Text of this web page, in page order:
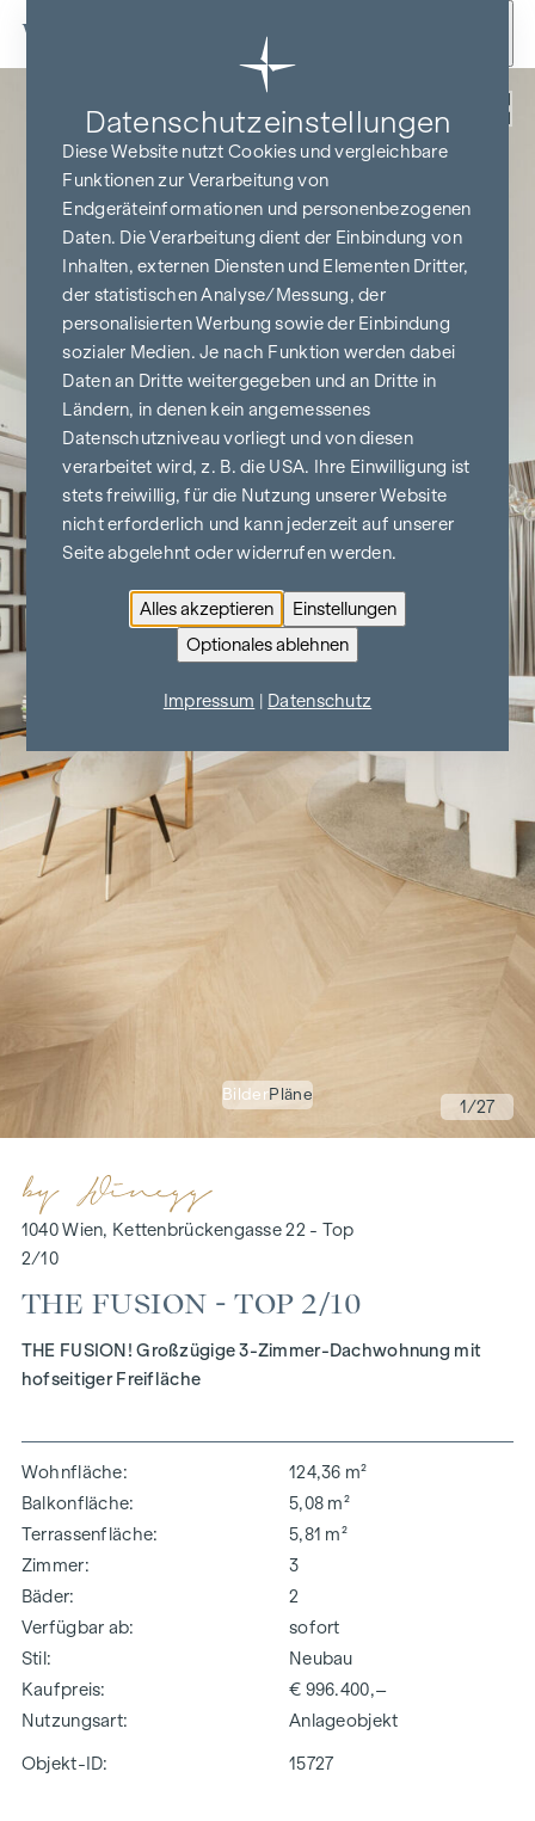
Zum Inhalt springen
BilderPläne
1/27
1040 Wien, Kettenbrückengasse 22 - Top
2/10
THE FUSION - TOP 2/10
THE FUSION! Großzügige 3-Zimmer-Dachwohnung mit
hofseitiger Freifläche
Wohnfläche
124,36 m²
Balkonfläche
5,08 m²
Terrassenfläche
5,81 m²
Zimmer
3
Bäder
2
Verfügbar ab
sofort
Stil
Neubau
Kaufpreis
€ 996.400,–
Nutzungsart
Anlageobjekt
Objekt-ID: 15727
Datenschutz­einstellungen
Diese Website nutzt Cookies und vergleichbare
Funktionen zur Verarbeitung von
Endgeräteinformationen und personenbezogenen
Daten. Die Verarbeitung dient der Einbindung von
Inhalten, externen Diensten und Elementen Dritter,
der statistischen Analyse/Messung, der
personalisierten Werbung sowie der Einbindung
sozialer Medien. Je nach Funktion werden dabei
Daten an Dritte weitergegeben und an Dritte in
Ländern, in denen kein angemessenes
Datenschutzniveau vorliegt und von diesen
verarbeitet wird, z. B. die USA. Ihre Einwilligung ist
stets freiwillig, für die Nutzung unserer Website
nicht erforderlich und kann jederzeit auf unserer
Seite abgelehnt oder widerrufen werden.
Alles akzeptieren
Einstellungen
Optionales ablehnen
Impressum Datenschutz